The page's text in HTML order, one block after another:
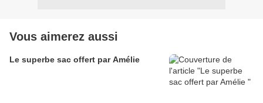
Vous aimerez aussi
Le superbe sac offert par Amélie